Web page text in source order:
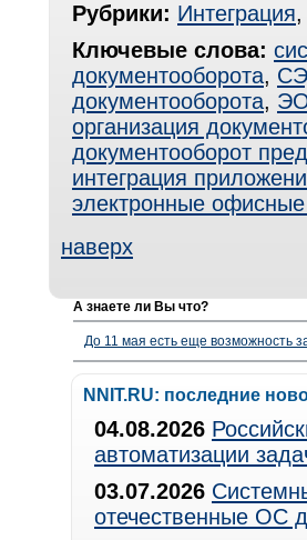
Рубрики: Интеграция
Ключевые слова:
документооборота,
документооборота,
организация
документооборот
интеграция
электронные
наверх
А знаете ли Вы что?
До 11 мая есть еще возможность
NNIT.RU: последние
04.08.2026
автоматизации
03.07.2026
отечественные ОС